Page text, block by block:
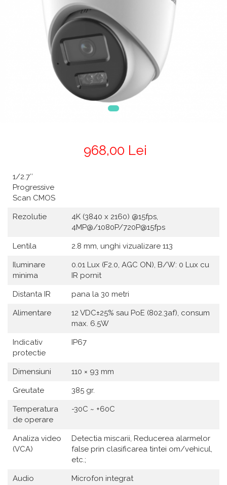
968,00 Lei
1/2.7″
Progressive
Scan CMOS
Rezolutie
4K (3840 x 2160) @15fps,
4MP@/1080P/720P@15fps
Lentila 2.8 mm, unghi vizualizare 113
Iluminare
minima
0.01 Lux (F2.0, AGC ON), B/W: 0 Lux cu
IR pornit
Distanta IR pana la 30 metri
Alimentare
12 VDC±25% sau PoE (802.3af), consum
max. 6.5W
Indicativ
protectie
IP67
Dimensiuni 110 × 93 mm
Greutate 385 gr.
Temperatura
de operare
-30C ~ +60C
Analiza video
(VCA)
Detectia miscarii, Reducerea alarmelor
false prin clasificarea tintei om/vehicul,
etc.;
Audio Microfon integrat